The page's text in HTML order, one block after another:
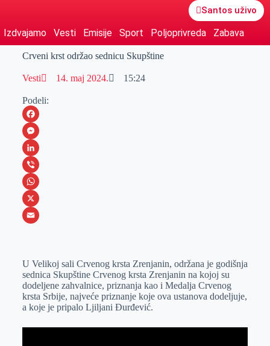
Santos uživo
Izdvajamo Vesti Emisije Sport Poljoprivreda Zabava
Crveni krst održao sednicu Skupštine
Vesti 14. maj 2024. 15:24
Podeli:
F
a
c
e
b
o
M
e
s
s
e
e
r
L
i
n
k
I
n
V
i
b
W
h
s
A
p
X
a
i
l
U Velikoj sali Crvenog krsta Zrenjanin, održana je godišnja
sednica Skupštine Crvenog krsta Zrenjanin na kojoj su
dodeljene zahvalnice, priznanja kao i Medalja Crvenog
krsta Srbije, najveće priznanje koje ova ustanova dodeljuje,
a koje je pripalo Ljiljani Đurđević.